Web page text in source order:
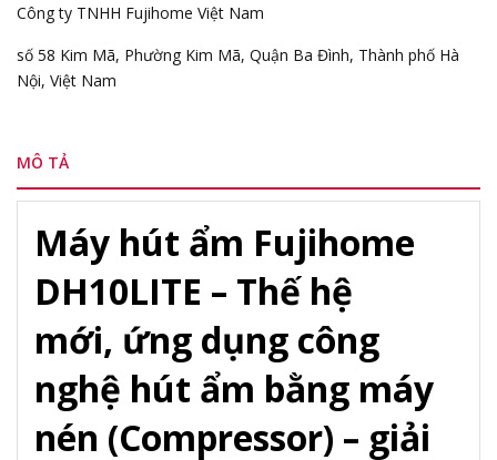
Công ty TNHH Fujihome Việt Nam
số 58 Kim Mã, Phường Kim Mã, Quận Ba Đình, Thành phố Hà
Nội, Việt Nam
MÔ TẢ
Máy hút ẩm Fujihome
DH10LITE – Thế hệ
mới, ứng dụng công
nghệ hút ẩm bằng máy
nén (Compressor) – giải